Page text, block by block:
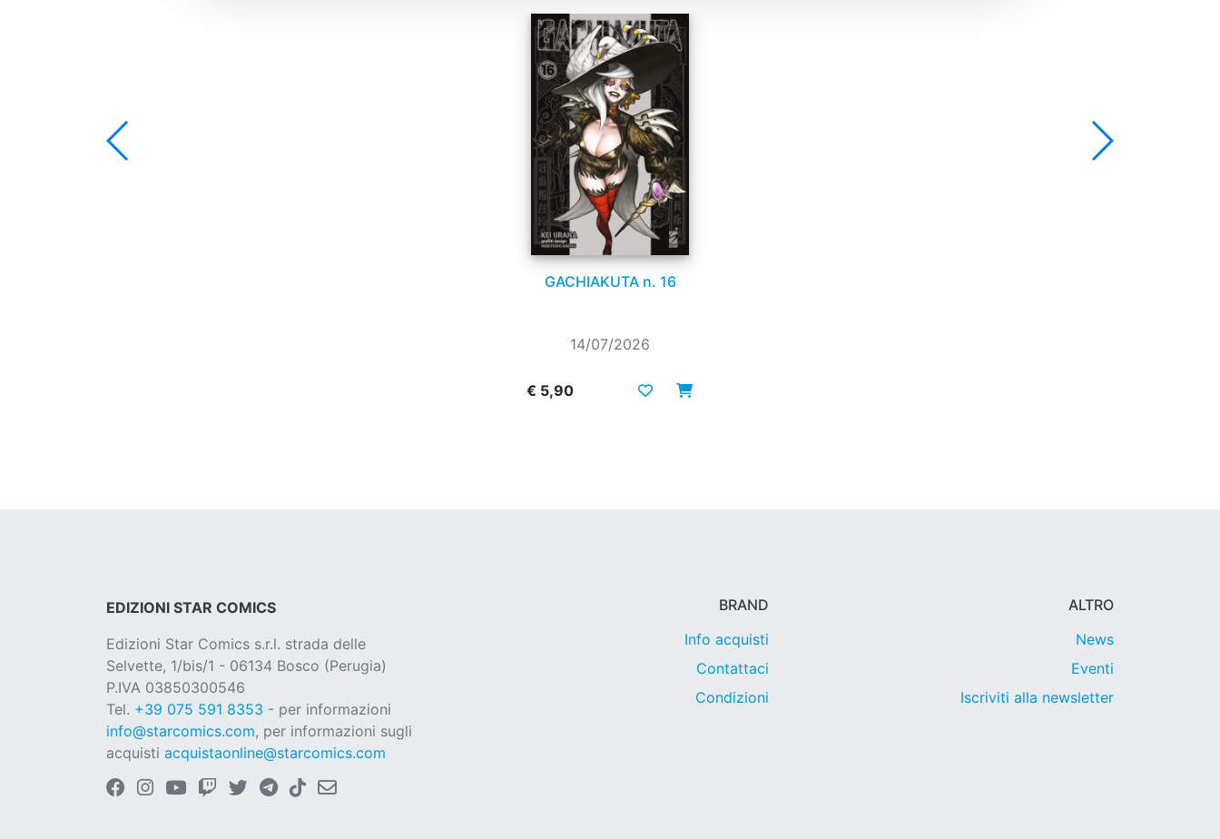
GACHIAKUTA n. 16
14/07/2026
€ 5,90
EDIZIONI STAR COMICS
Edizioni Star Comics s.r.l. strada delle
Selvette, 1/bis/1 - 06134 Bosco (Perugia)
P.IVA 03850300546
Tel. +39 075 591 8353 - per informazioni
info@starcomics.com, per informazioni sugli
acquisti acquistaonline@starcomics.com
BRAND
Info acquisti
Contattaci
Condizioni
ALTRO
News
Eventi
Iscriviti alla newsletter